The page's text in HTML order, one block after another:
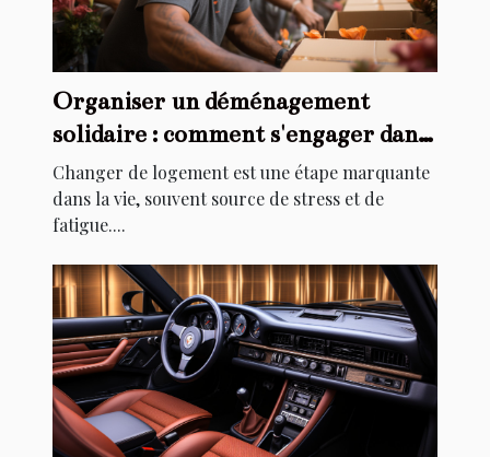
Organiser un déménagement
solidaire : comment s'engager dans
l'aide au relogement
Changer de logement est une étape marquante
dans la vie, souvent source de stress et de
fatigue....